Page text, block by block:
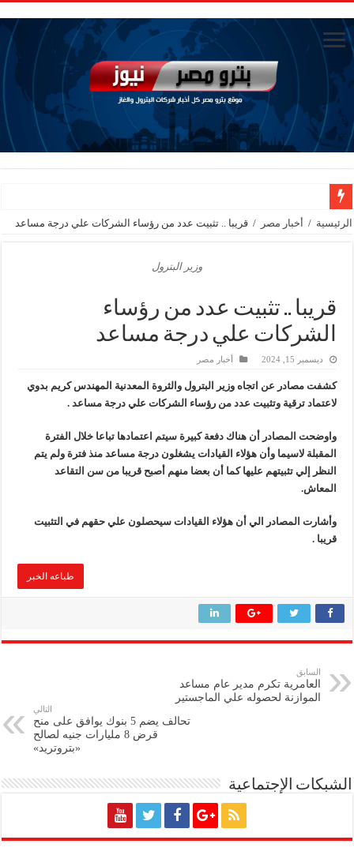
سيدبك تؤكد ريادتها في جودة الخامات باعتماد عالمي جديد
وزير البترول والثروة المعدنية يبحث مع إكسون موبيل العالمية آليات تنفيذ
رئيسا العامة وبترومنت في زيارة لحقول ابوسنان
وزير البترول والثروة المعدنية يتفقد استئناف أعمال الحفر بحقل البركة في أسوان بعد توقف منذ عام 2022.. ويؤكد: كامل الاهتمام لوضع صعيد مصر
وزير البترول يتابع انتاج حقل البركة في اسوان
إنجاز بحري جديد … PMS تنهي أعمال إنزال الخطوط البحرية الثلاث بمشروع المرحلة الرابعة لتنمية حقل غاز كاموس البحري التابع لشركة شمال سيناء للبترول
هدوء اعلامي في وزارة البترول
الرئيسية / أخبار مصر / قريبا .. تثبيت عدد من رؤساء الشركات علي درجة مساعد
وزير البترول
قريبا .. تثبيت عدد من رؤساء
الشركات علي درجة مساعد
ديسمبر 15, 2024 أخبار مصر
كشفت مصادر عن اتجاه وزير البترول والثروة المعدنية المهندس كريم بدوي
لاعتماد ترقية وتثبيت عدد من رؤساء الشركات علي درجة مساعد .
واوضحت المصادر أن هناك دفعة كبيرة سيتم اعتمادها تباعا خلال الفترة
المقبلة لاسيما وأن هؤلاء القيادات يشغلون درجة مساعد منذ فترة ولم يتم
النظر إلي تثبيتهم عليها كما أن بعضا منهم أصبح قريبا من سن التقاعد
المعاش.
وأشارت المصادر الي أن هؤلاء القيادات سيحصلون علي حقهم في التثبيت
قريبا .
طباعه الخبر
السابق
العامرية تكرم مدير عام مساعد
الموازنة لحصوله علي الماجستير
التالي
تحالف يضم 5 بنوك يوافق على منح
قرض 8 مليارات جنيه لصالح
«بتروتريد»
الشبكات الإجتماعية